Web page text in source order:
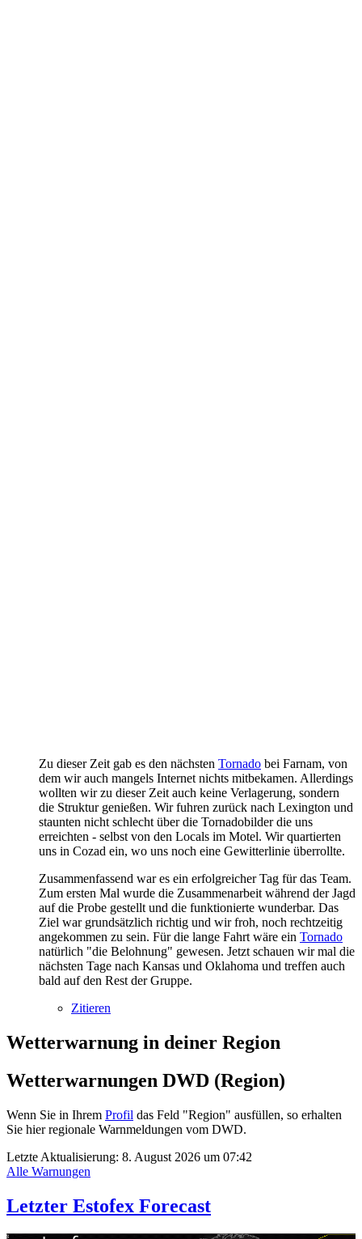
Zu dieser Zeit gab es den nächsten Tornado bei Farnam, von
dem wir auch mangels Internet nichts mitbekamen. Allerdings
wollten wir zu dieser Zeit auch keine Verlagerung, sondern
die Struktur genießen. Wir fuhren zurück nach Lexington und
staunten nicht schlecht über die Tornadobilder die uns
erreichten - selbst von den Locals im Motel. Wir quartierten
uns in Cozad ein, wo uns noch eine Gewitterlinie überrollte.
Zusammenfassend war es ein erfolgreicher Tag für das Team.
Zum ersten Mal wurde die Zusammenarbeit während der Jagd
auf die Probe gestellt und die funktionierte wunderbar. Das
Ziel war grundsätzlich richtig und wir froh, noch rechtzeitig
angekommen zu sein. Für die lange Fahrt wäre ein Tornado
natürlich "die Belohnung" gewesen. Jetzt schauen wir mal die
nächsten Tage nach Kansas und Oklahoma und treffen auch
bald auf den Rest der Gruppe.
Zitieren
Wetterwarnung in deiner Region
Wetterwarnungen DWD (Region)
Wenn Sie in Ihrem Profil das Feld "Region" ausfüllen, so erhalten
Sie hier regionale Warnmeldungen vom DWD.
Letzte Aktualisierung: 8. August 2026 um 07:42
Alle Warnungen
Letzter Estofex Forecast